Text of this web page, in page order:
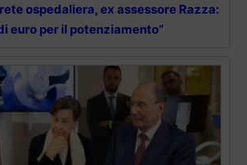
ospedaliera, ex assessore Razza:
euro per il potenziamento”